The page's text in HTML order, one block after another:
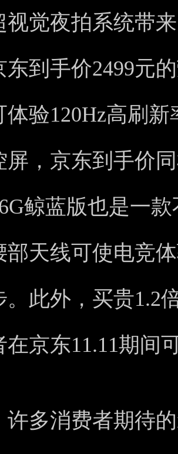
视觉夜拍系统带
东到手价2499元
体验120Hz高刷
屏，京东到手价
鲸蓝版也是一
部天线可使电竞
。此外，买贵1.2
在京东11.11期间
许多消费者期待